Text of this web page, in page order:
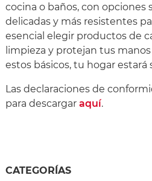
cocina o baños, con opciones
delicadas y más resistentes
esencial elegir productos de
limpieza y protejan tus manos
estos básicos, tu hogar
Las declaraciones de
para descargar aquí.
CATEGORÍAS